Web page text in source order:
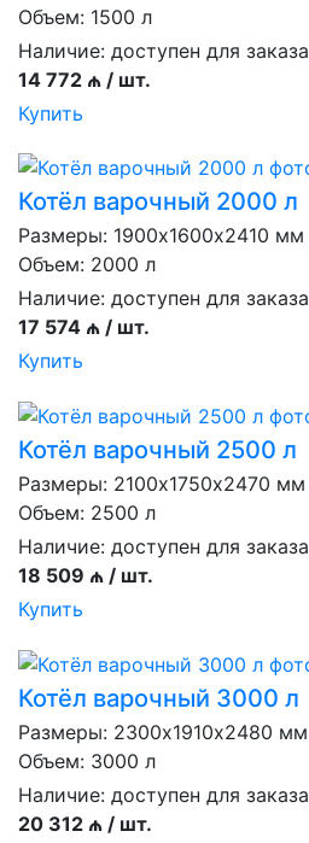
Объем: 1500 л
Наличие: доступен для заказа
14 772 ₼ / шт.
Купить
Котёл варочный 2000 л
Размеры: 1900х1600х2410 мм
Объем: 2000 л
Наличие: доступен для заказа
17 574 ₼ / шт.
Купить
Котёл варочный 2500 л
Размеры: 2100х1750х2470 мм
Объем: 2500 л
Наличие: доступен для заказа
18 509 ₼ / шт.
Купить
Котёл варочный 3000 л
Размеры: 2300х1910х2480 мм
Объем: 3000 л
Наличие: доступен для заказа
20 312 ₼ / шт.